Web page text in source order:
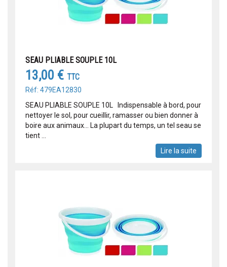
SEAU PLIABLE SOUPLE 10L
13,00 € TTC
Réf: 479EA12830
SEAU PLIABLE SOUPLE 10L Indispensable à bord, pour
nettoyer le sol, pour cueillir, ramasser ou bien donner à
boire aux animaux... La plupart du temps, un tel seau se
tient ...
Lire la suite